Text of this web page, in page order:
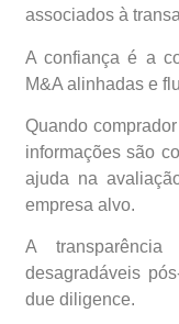
associados à
A confiança é a
M&A alinhadas e
Quando
informações são
ajuda na
empresa alvo.
A
desagradáveis
due diligence.